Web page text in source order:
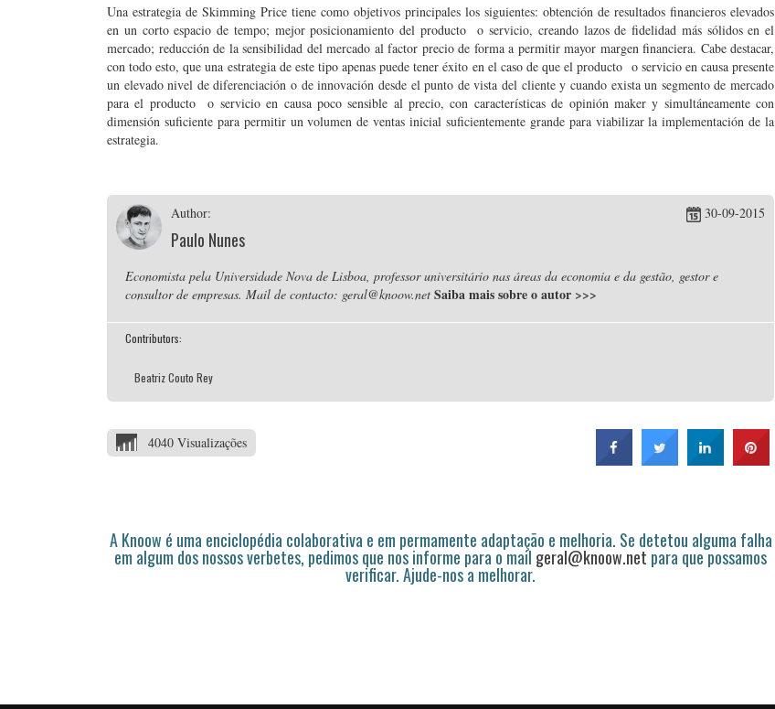
Una estrategia de Skimming Price tiene como objetivos principales los siguientes: obtención de resultados financieros elevados
en un corto espacio de tempo; mejor posicionamiento del producto o servicio, creando lazos de fidelidad más sólidos en el
mercado; reducción de la sensibilidad del mercado al factor precio de forma a permitir mayor margen financiera. Cabe destacar,
con todo esto, que una estrategia de este tipo apenas puede tener éxito en el caso de que el producto o servicio en causa presente
un elevado nivel de diferenciación o de innovación desde el punto de vista del cliente y cuando exista un segmento de mercado
para el producto o servicio en causa poco sensible al precio, con características de opinión maker y simultáneamente con
dimensión suficiente para permitir un volumen de ventas inicial suficientemente grande para viabilizar la implementación de la
estrategia.
Author:
Paulo Nunes
30-09-2015
Economista pela Universidade Nova de Lisboa, professor universitário nas áreas da economia e da gestão, gestor e
consultor de empresas. Mail de contacto: geral@knoow.net Saiba mais sobre o autor >>>
Contributors:
Beatriz Couto Rey
4040 Visualizações
A Knoow é uma enciclopédia colaborativa e em permamente adaptação e melhoria. Se detetou alguma falha
em algum dos nossos verbetes, pedimos que nos informe para o mail geral@knoow.net para que possamos
verificar. Ajude-nos a melhorar.